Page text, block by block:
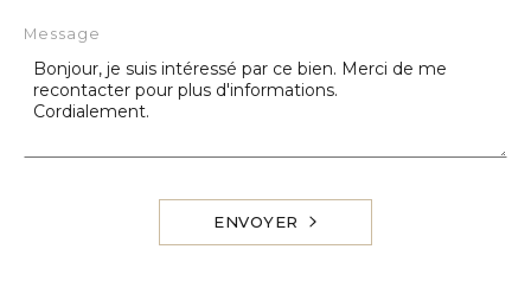
Message
ENVOYER